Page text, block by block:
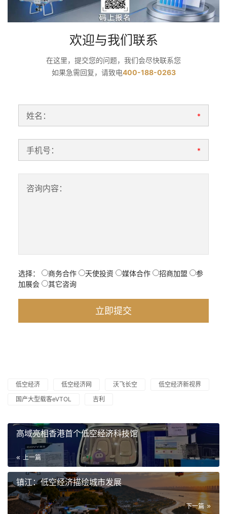
欢迎与我们联系
在这里，提交您的问题，我们会尽快联系您
如果急需回复，请致电400-188-0263
姓名： *
手机号： *
咨询内容：
选择： 商务合作 天使投资 媒体合作 招商加盟
参
加展会
其它咨询
低空经济 低空经济网 沃飞长空
低空经济新视界
国产大型载客eVTOL
吉利
高域亮相香港首个低空经济科技馆
上一篇
镇江：低空经济描绘城市发展
下一篇